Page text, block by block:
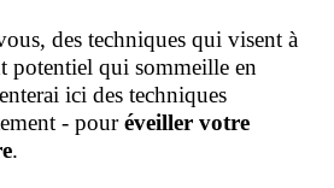
des techniques qui visent à
potentiel qui sommeille en
ici des techniques
- pouréveiller votre
.